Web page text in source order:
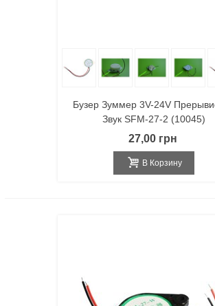
Бузер Зуммер 3V-24V
Звук SFM-27-2 (10045)
27,00 грн
В Корзину